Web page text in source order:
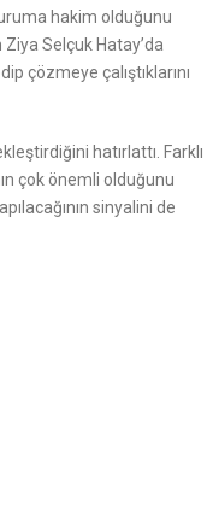
hakim olduğunu
Selçuk Hatay’da
çözmeye çalıştıklarını
hatırlattı. Farklı
çok önemli olduğunu
sinyalini de